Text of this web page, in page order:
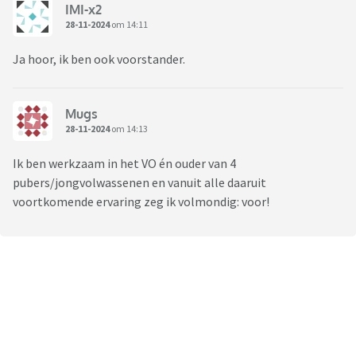
IMI-x2
28-11-2024om 14:11
Ja hoor, ik ben ook voorstander.
Mugs
28-11-2024om 14:13
Ik ben werkzaam in het VO én ouder van 4
pubers/jongvolwassenen en vanuit alle daaruit
voortkomende ervaring zeg ik volmondig: voor!